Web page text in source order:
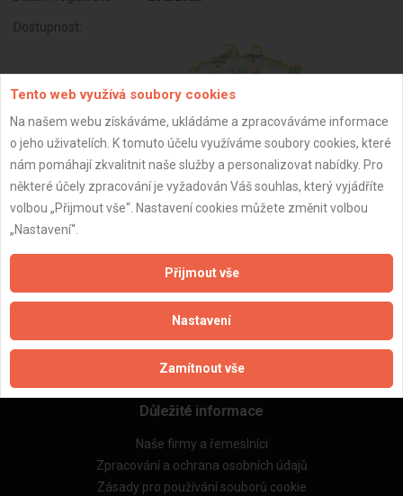
Dostupnost:
ZPĚT
Aktualizováno z portálu ARES dne 27.02.2025 15:21:47
Důležité informace
Naše firmy a řemeslníci
Zpracování a ochrana osobních údajů
Zásady pro používání souborů cookie
Tento web využívá soubory cookies
Na našem webu získáváme, ukládáme a zpracováváme informace
o jeho uživatelích. K tomuto účelu využíváme soubory cookies, které
nám pomáhají zkvalitnit naše služby a personalizovat nabídky. Pro
některé účely zpracování je vyžadován Váš souhlas, který vyjádříte
volbou „Přijmout vše“. Nastavení cookies můžete změnit volbou
„Nastavení“.
Přijmout vše
Nastavení
Zamítnout vše